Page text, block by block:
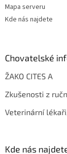
Mapa serveru
Kde nás najdete
Chovatelské
ŽAKO CITES A
Zkušenosti z
Veterinární
Kde nás